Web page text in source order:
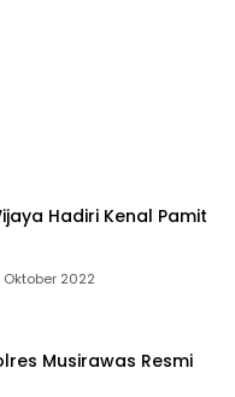
Hadiri Kenal Pamit
Oktober 2022
Musirawas Resmi